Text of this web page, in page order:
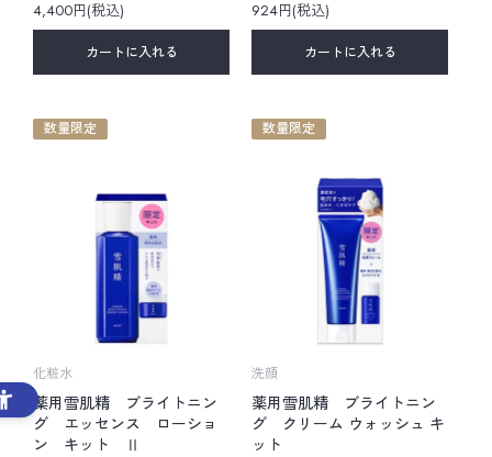
4,400円(税込)
カートに入れる
924円(税込)
カートに入れる
数量限定
化粧水
薬用雪肌精 ブライトニン
グ エッセンス ローショ
ン キット Ⅱ
数量限定
洗顔
薬用雪肌精 ブライトニン
グ クリーム ウォッシュ キ
ット